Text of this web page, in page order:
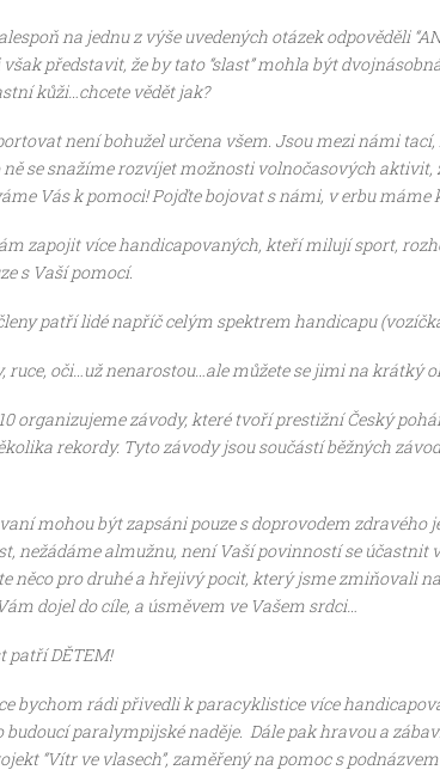
na jednu z výše uvedených otázek odpověděli
však představit, že by tato “slast” mohla být
kůži…chcete vědět jak?
není bohužel určena všem. Jsou mezi námi
se snažíme rozvíjet možnosti volnočasových aktivit,
Vás k pomoci! Pojďte bojovat s námi, v erbu
zapojit více handicapovaných, kteří milují sport,
s Vaší pomocí.
patří lidé napříč celým spektrem handicapu
ruce, oči…už nenarostou…ale můžete se jimi na krátký
organizujeme závody, které tvoří prestižní Český
rekordy. Tyto závody jsou součástí běžných
mohou být zapsáni pouze s doprovodem
nežádáme almužnu, není Vaší povinností se účastnit
něco pro druhé a hřejivý pocit, který jsme zmiňovali
dojel do cíle, a úsměvem ve Vašem srdci…
patří DĚTEM!
bychom rádi přivedli k paracyklistice více
budoucí paralympijské naděje. Dále pak hravou a
“Vítr ve vlasech”, zaměřený na pomoc s podnázvem